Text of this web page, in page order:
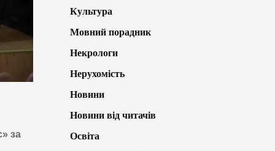
за
Культура
Мовний порадник
Некрологи
Нерухомість
Новини
Новини від читачів
Освіта